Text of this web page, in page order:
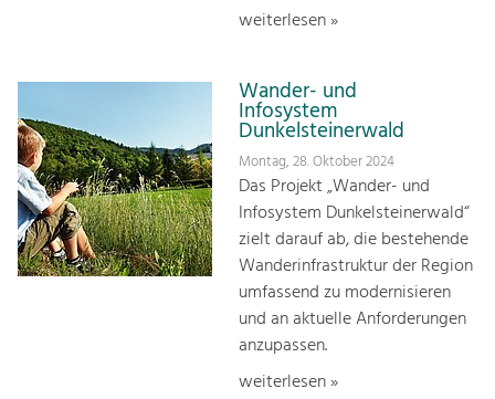
weiterlesen »
Wander- und
Infosystem
Dunkelsteinerwald
Montag, 28. Oktober 2024
Das Projekt „Wander- und
Infosystem Dunkelsteinerwald“
zielt darauf ab, die bestehende
Wanderinfrastruktur der Region
umfassend zu modernisieren
und an aktuelle Anforderungen
anzupassen.
weiterlesen »